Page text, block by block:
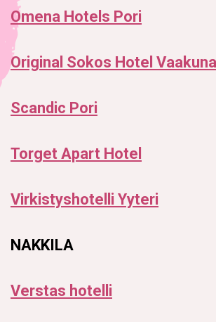
Omena Hotels Pori
Original Sokos Hotel Vaakuna
Scandic Pori
Torget Apart Hotel
Virkistyshotelli Yyteri
NAKKILA
Verstas hotelli